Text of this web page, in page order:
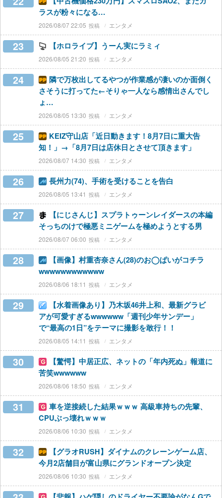
ラスが粉々になる…
2026/08/07 22:05 エンタメ
23 【ホロライブ】うーん実にラミィ
2026/08/05 21:20 エンタメ
24
隣で万枚出してるやつが作業感が凄いのか面倒く
さそうに打ってた←そりゃ一人なら感情出さんでし
ょ…
2026/08/05 13:30 エンタメ
25
KEIZ守山店「近日動きます！8月7日に重大告
知！」→「8月7日は店休日とさせて頂きます」
2026/08/07 14:30 エンタメ
26 長州力(74)、手術を受けることを告白
2026/08/05 13:41 エンタメ
27
【にじさんじ】スプラトゥーンレイダースの本編
そっちのけで極悪ミニゲームを極めようとする男
2026/08/07 06:00 エンタメ
28
【画像】村重杏奈さん(28)のお◯ぱいがコチラ
wwwwwwwwwwww
2026/08/06 18:11 エンタメ
29
【水着画像あり】乃木坂46井上和、最新グラビ
アが可愛すぎるwwwwww「週刊少年サンデー」
で“最高の1日”をテーマに撮影を敢行！！
2026/08/05 14:11 エンタメ
30
【驚愕】中居正広、ネットの「年内死ぬ」報道に
苦笑wwwwww
2026/08/06 18:50 エンタメ
31
車を逆接続した結果ｗｗｗ 高級車持ちの先輩、
CPUぶっ壊れｗｗｗ
2026/08/06 10:30 エンタメ
32
【グラオRUSH】ダイナムのクレーンゲーム店、
今月2店舗目が富山県にグランドオープン決定
2026/08/06 10:30 エンタメ